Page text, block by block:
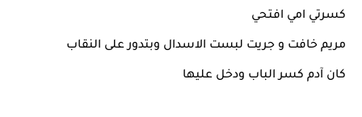
كسرتي امي افتحي
مريم خافت و جريت لبست الاسدال وبتدور على النقاب
كان آدم كسر الباب ودخل عليها